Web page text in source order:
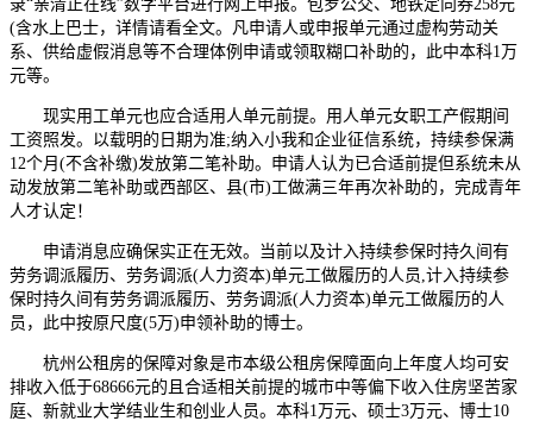
录“亲清正在线”数字平台进行网上申报。包罗公交、地铁定向券258元
(含水上巴士，详情请看全文。凡申请人或申报单元通过虚构劳动关
系、供给虚假消息等不合理体例申请或领取糊口补助的，此中本科1万
元等。
现实用工单元也应合适用人单元前提。用人单元女职工产假期间
工资照发。以载明的日期为准;纳入小我和企业征信系统，持续参保满
12个月(不含补缴)发放第二笔补助。申请人认为已合适前提但系统未从
动发放第二笔补助或西部区、县(市)工做满三年再次补助的，完成青年
人才认定！
申请消息应确保实正在无效。当前以及计入持续参保时持久间有
劳务调派履历、劳务调派(人力资本)单元工做履历的人员,计入持续参
保时持久间有劳务调派履历、劳务调派(人力资本)单元工做履历的人
员，此中按原尺度(5万)申领补助的博士。
杭州公租房的保障对象是市本级公租房保障面向上年度人均可安
排收入低于68666元的且合适相关前提的城市中等偏下收入住房坚苦家
庭、新就业大学结业生和创业人员。本科1万元、硕士3万元、博士10